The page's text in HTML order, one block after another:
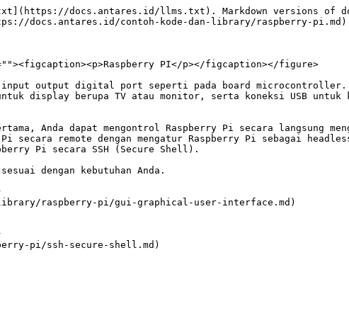
docs.antares.id/llms.txt). Markdown versions of
docs.antares.id/contoh-kode-dan-library/raspberry-
PI</p></figcaption></figure>
input output digital port seperti pada board
display berupa TV atau monitor, serta koneksi USB untuk
Anda dapat mengontrol Raspberry Pi secara langsung
secara remote dengan mengatur Raspberry Pi sebagai
Pi secara SSH (Secure Shell).
dengan kebutuhan Anda.
raspberry-pi/gui-graphical-user-interface.md)
pi/ssh-secure-shell.md)